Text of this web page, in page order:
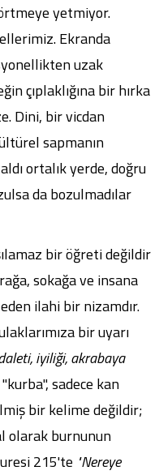
örtmeye yetmiyor.
Ekranda
uzak
çıplaklığına bir hırka
Dini, bir vicdan
sapmanın
ortalık yerde, doğru
da bozulmadılar
bir öğreti değildir
sokağa ve insana
ilahi bir nizamdır.
bir uyarı
iyiliği, akrabaya
sadece kan
bir kelime değildir;
olarak burnunun
215'te "Nereye